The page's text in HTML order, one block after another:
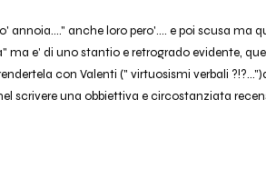
annoia...." anche loro pero'.... e poi scusa ma
ma e' di uno stantio e retrogrado evidente,
con Valenti (" virtuosismi verbali
scrivere una obbiettiva e circostanziata